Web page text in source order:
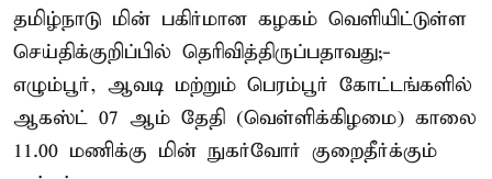
தமிழ்நாடு மின் பகிர்மான கழகம் வெளியிட்டுள்ள
செய்திக்குறிப்பில் தெரிவித்திருப்பதாவது;-
எழும்பூர், ஆவடி மற்றும் பெரம்பூர் கோட்டங்களில்
ஆகஸ்ட் 07 ஆம் தேதி (வெள்ளிக்கிழமை) காலை
11.00 மணிக்கு மின் நுகர்வோர் குறைதீர்க்கும்